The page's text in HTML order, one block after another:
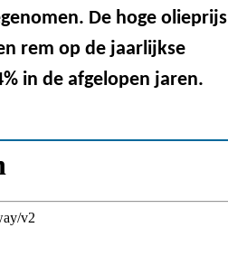
De hoge olieprijs
rem op de jaarlijkse
in de afgelopen jaren.